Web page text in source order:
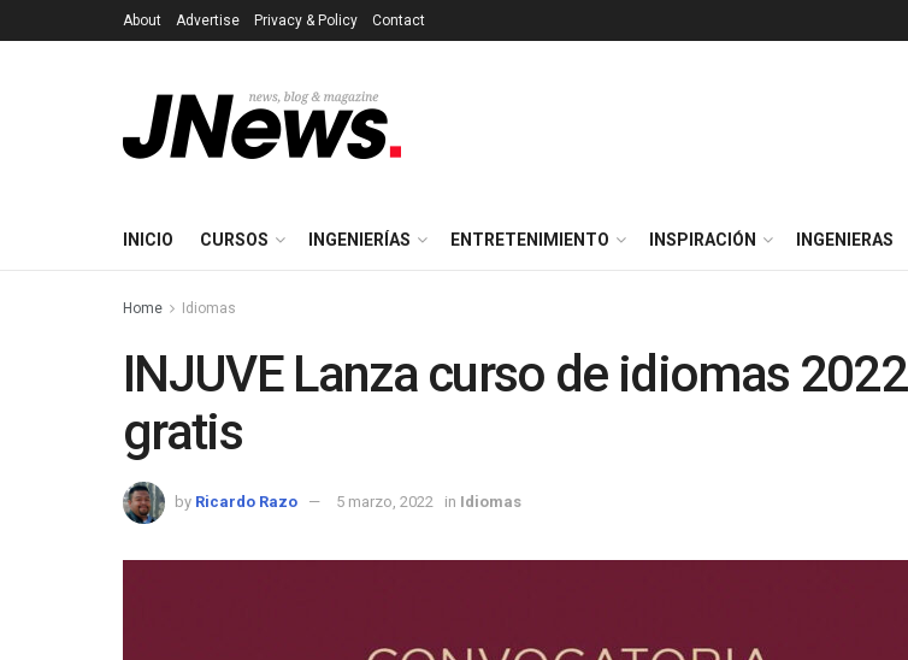
About Advertise Privacy & Policy Contact
INICIO CURSOS INGENIERÍAS ENTRETENIMIENTO INSPIRACIÓN INGENIERAS
Home Idiomas
INJUVE Lanza curso de idiomas 2022
gratis
by Ricardo Razo 5 marzo, 2022 in Idiomas